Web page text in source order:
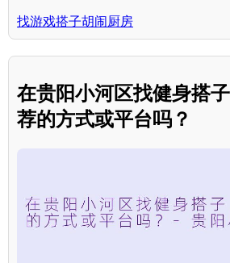
找游戏搭子胡闹厨房
在贵阳小河区找健身搭
荐的方式或平台吗？